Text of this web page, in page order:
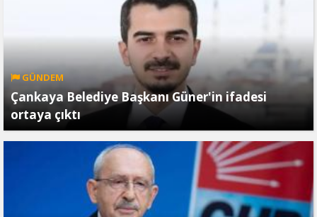
GÜNDEM
Çankaya Belediye Başkanı Güner'in ifadesi
ortaya çıktı